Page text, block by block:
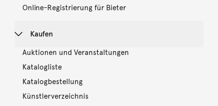
Online-Registrierung für Bieter
Kaufen
Auktionen und Veranstaltungen
Katalogliste
Katalogbestellung
Künstlerverzeichnis